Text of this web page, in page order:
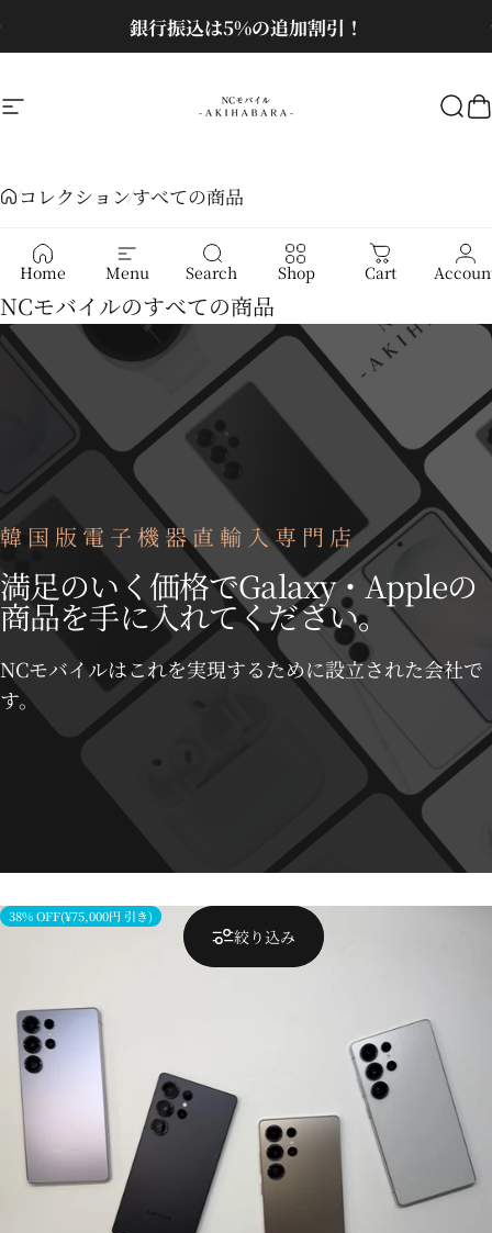
コンテンツへスキップ銀行振込は5%の追加割引！
スライドショーを一時停止
サイトナビゲーションNCモバイル 検
Home Menu Search Shop Cart
コレクションすべての商品
すべての商品
NCモバイルのすべての商品
韓国版電子機器直輸入専門店
満足のいく価格でGalaxy・Appleの
商品を手に入れてください。
NCモバイルはこれを実現するために設立された会社で
す。
絞り込み
38% OFF(¥75,000円 引き)